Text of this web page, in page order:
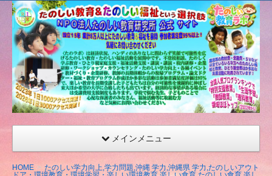
たの
しい
教育
研究
所
（沖
縄）
公式
ト
メインメニュー
HOME
たのしい学力向上,学力問題,沖縄 学力,沖縄県 学力,たのしいアウト